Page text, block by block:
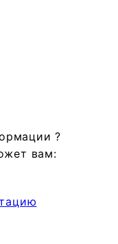
?
вам: